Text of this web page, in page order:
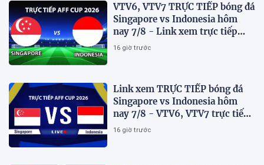
VTV6, VTV7 TRỰC TIẾP bóng đá
Singapore vs Indonesia hôm
nay 7/8 - Link xem trực tiếp
AFF Cup 2026 mới nhất
16 giờ trước
Link xem TRỰC TIẾP bóng đá
Singapore vs Indonesia hôm
nay 7/8 - VTV6, VTV7 trực tiếp
AFF Cup 2026
16 giờ trước